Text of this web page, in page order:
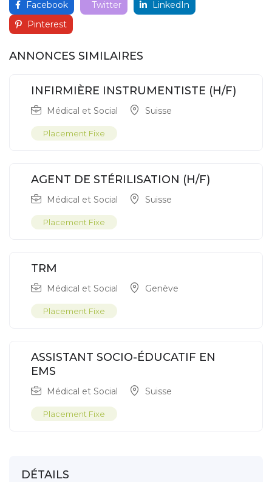
Facebook Twitter
LinkedIn
Pinterest
ANNONCES SIMILAIRES
INFIRMIÈRE INSTRUMENTISTE (H/F)
Médical et Social Suisse
Placement Fixe
AGENT DE STÉRILISATION (H/F)
Médical et Social Suisse
Placement Fixe
TRM
Médical et Social Genève
Placement Fixe
ASSISTANT SOCIO-ÉDUCATIF EN
EMS
Médical et Social Suisse
Placement Fixe
DÉTAILS